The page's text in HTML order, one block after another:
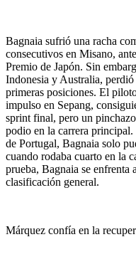
Bagnaia sufrió una racha
consecutivos en Misano,
Premio de Japón. Sin
Indonesia y Australia,
primeras posiciones. El
impulso en Sepang,
sprint final, pero un
podio en la carrera
de Portugal, Bagnaia solo
cuando rodaba cuarto en la
prueba, Bagnaia se
clasificación general.
Márquez confía en la